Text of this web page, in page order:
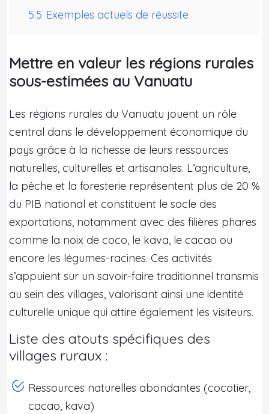
5.5 Exemples actuels de réussite
Mettre en valeur les régions rurales
sous-estimées au Vanuatu
Les régions rurales du Vanuatu jouent un rôle
central dans le développement économique du
pays grâce à la richesse de leurs ressources
naturelles, culturelles et artisanales. L’agriculture,
la pêche et la foresterie représentent plus de 20 %
du PIB national et constituent le socle des
exportations, notamment avec des filières phares
comme la noix de coco, le kava, le cacao ou
encore les légumes-racines. Ces activités
s’appuient sur un savoir-faire traditionnel transmis
au sein des villages, valorisant ainsi une identité
culturelle unique qui attire également les visiteurs.
Liste des atouts spécifiques des
villages ruraux :
Ressources naturelles abondantes (cocotier,
cacao, kava)